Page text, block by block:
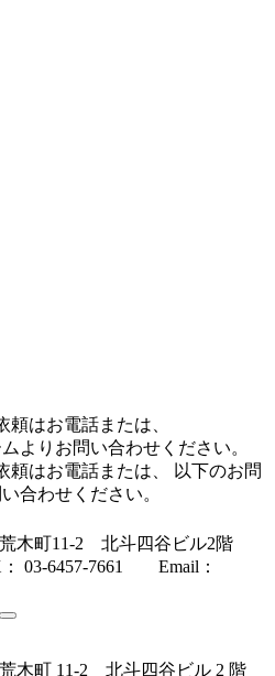
はお電話または、
よりお問い合わせください。
頼はお電話または、 以下のお問
合わせください。
木町11-2 北斗四谷ビル2階
03-6457-7661 Email：
木町 11-2 北斗四谷ビル 2 階